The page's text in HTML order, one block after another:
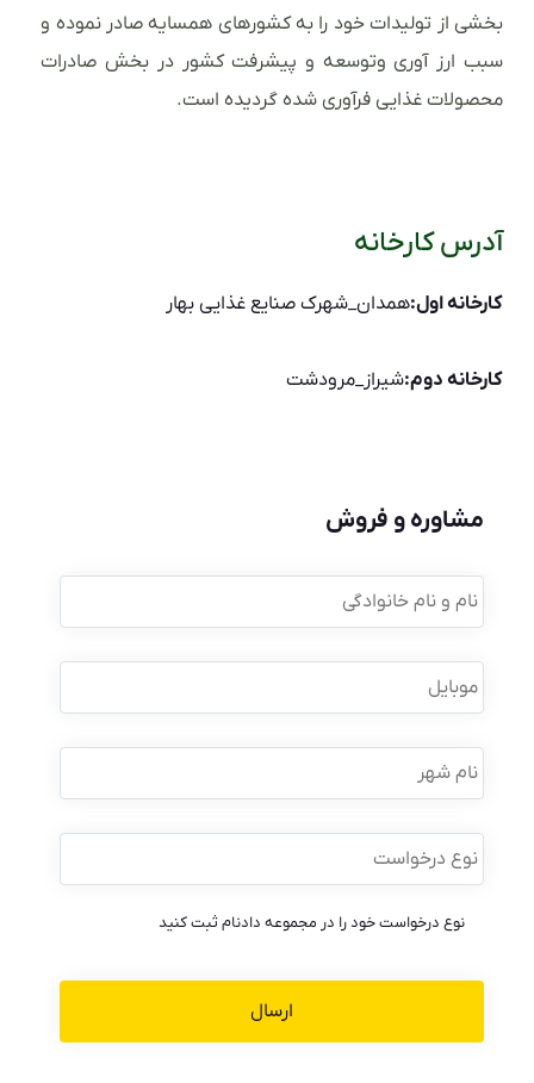
بخشی از تولیدات خود را به کشورهای همسایه صادر نموده و
سبب ارز آوری وتوسعه و پیشرفت کشور در بخش صادرات
محصولات غذایی فرآوری شده گردیده است.
آدرس کارخانه
کارخانه اول:همدان_شهرک صنایع غذایی بهار
کارخانه دوم:شیراز_مرودشت
مشاوره و فروش
نام
و
نام
موبایل *
نام
شهر
نوع
درخواست *
نوع درخواست خود را در مجموعه دادنام ثبت کنید